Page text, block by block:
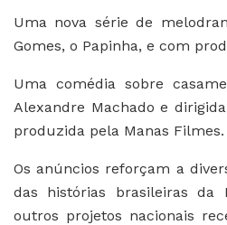
Uma nova série de
Gomes, o Papinha, e com
Uma comédia sobre
Alexandre Machado e
produzida pela Manas Filmes.
Os anúncios reforçam a
das histórias brasileiras
outros projetos nacionais